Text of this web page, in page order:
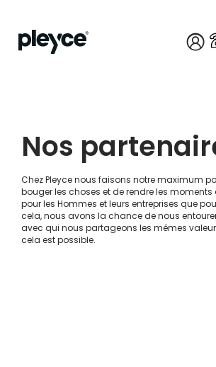
Nos
Chez Pleyce nous faisons notre maximum
bouger les choses et de rendre les
pour les Hommes et leurs entreprises que
cela, nous avons la chance de nous
avec qui nous partageons les mêmes
cela est possible.